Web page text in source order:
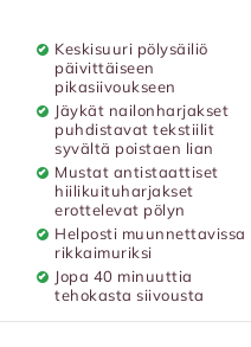
Keskisuuri pölysäiliö
päivittäiseen
pikasiivoukseen
Jäykät nailonharjakset
puhdistavat tekstiilit
syvältä poistaen lian
Mustat antistaattiset
hiilikuituharjakset
erottelevat pölyn
Helposti muunnettavissa
rikkaimuriksi
Jopa 40 minuuttia
tehokasta siivousta